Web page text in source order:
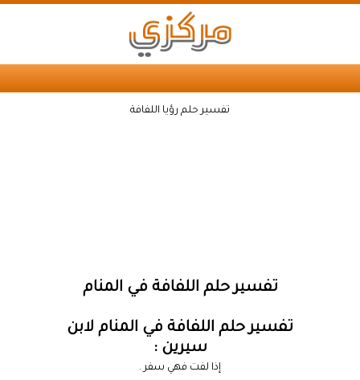
تفسير حلم رؤيا اللفافة
تفسير حلم اللفافة في المنام
تفسير حلم اللفافة في المنام لابن
سيرين :
إذا لفت فهي سفر .